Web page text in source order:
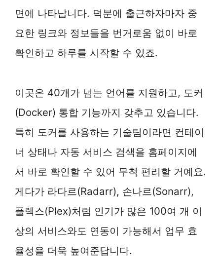
면에 나타납니다. 덕분에 출근하자마자 중
요한 링크와 정보들을 번거로움 없이 바로
확인하고 하루를 시작할 수 있죠.
이곳은 40개가 넘는 언어를 지원하고, 도커
(Docker) 통합 기능까지 갖추고 있습니다.
특히 도커를 사용하는 기술팀이라면 컨테이
너 상태나 자동 서비스 검색을 홈페이지에
서 바로 확인할 수 있어 무척 편리할 거예요.
게다가 라다르(Radarr), 손나르(Sonarr),
플렉스(Plex)처럼 인기가 많은 100여 개 이
상의 서비스와도 연동이 가능해서 업무 효
율성을 더욱 높여준답니다.